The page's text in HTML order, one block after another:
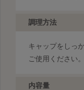
調理方法
キャップをしっ
ご使用ください。
内容量